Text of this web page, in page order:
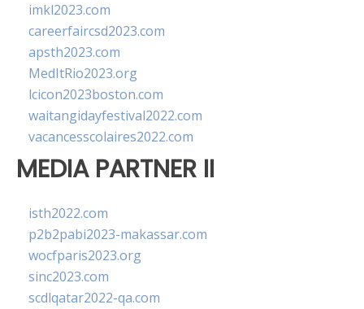
imkl2023.com
careerfaircsd2023.com
apsth2023.com
MedItRio2023.org
lcicon2023boston.com
waitangidayfestival2022.com
vacancesscolaires2022.com
MEDIA PARTNER II
isth2022.com
p2b2pabi2023-makassar.com
wocfparis2023.org
sinc2023.com
scdlqatar2022-qa.com